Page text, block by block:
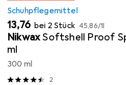
Schuhpflegemittel
EUR
13,76 bei 2 Stück EUR
45,86/1l
NikwaxSoftshell Proof
ml
300 ml
2